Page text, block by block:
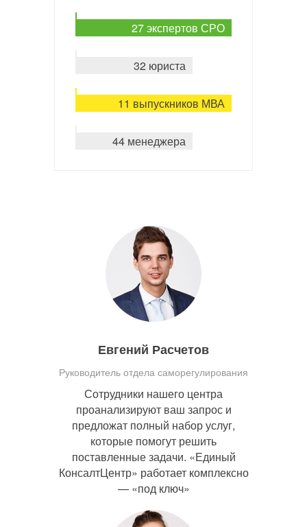
27 экспертов СРО
32 юриста
11 выпускников МВА
44 менеджера
Евгений Расчетов
Руководитель отдела саморегулирования
Сотрудники нашего центра
проанализируют ваш запрос и
предложат полный набор услуг,
которые помогут решить
поставленные задачи. «Единый
КонсалтЦентр» работает комплексно
— «под ключ»